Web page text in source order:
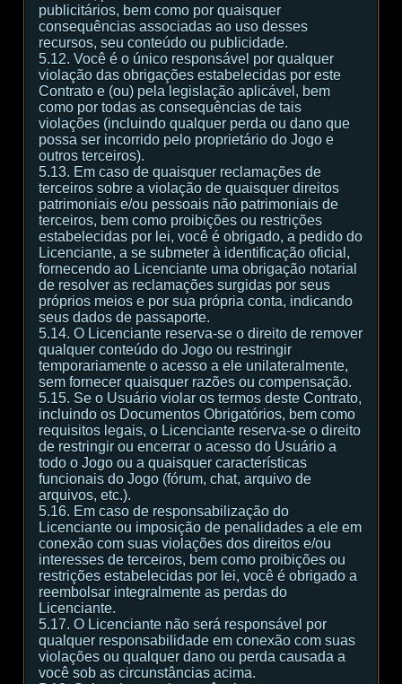
publicitários, bem como por quaisquer
consequências associadas ao uso desses
recursos, seu conteúdo ou publicidade.
5.12. Você é o único responsável por qualquer
violação das obrigações estabelecidas por este
Contrato e (ou) pela legislação aplicável, bem
como por todas as consequências de tais
violações (incluindo qualquer perda ou dano que
possa ser incorrido pelo proprietário do Jogo e
outros terceiros).
5.13. Em caso de quaisquer reclamações de
terceiros sobre a violação de quaisquer direitos
patrimoniais e/ou pessoais não patrimoniais de
terceiros, bem como proibições ou restrições
estabelecidas por lei, você é obrigado, a pedido do
Licenciante, a se submeter à identificação oficial,
fornecendo ao Licenciante uma obrigação notarial
de resolver as reclamações surgidas por seus
próprios meios e por sua própria conta, indicando
seus dados de passaporte.
5.14. O Licenciante reserva-se o direito de remover
qualquer conteúdo do Jogo ou restringir
temporariamente o acesso a ele unilateralmente,
sem fornecer quaisquer razões ou compensação.
5.15. Se o Usuário violar os termos deste Contrato,
incluindo os Documentos Obrigatórios, bem como
requisitos legais, o Licenciante reserva-se o direito
de restringir ou encerrar o acesso do Usuário a
todo o Jogo ou a quaisquer características
funcionais do Jogo (fórum, chat, arquivo de
arquivos, etc.).
5.16. Em caso de responsabilização do
Licenciante ou imposição de penalidades a ele em
conexão com suas violações dos direitos e/ou
interesses de terceiros, bem como proibições ou
restrições estabelecidas por lei, você é obrigado a
reembolsar integralmente as perdas do
Licenciante.
5.17. O Licenciante não será responsável por
qualquer responsabilidade em conexão com suas
violações ou qualquer dano ou perda causada a
você sob as circunstâncias acima.